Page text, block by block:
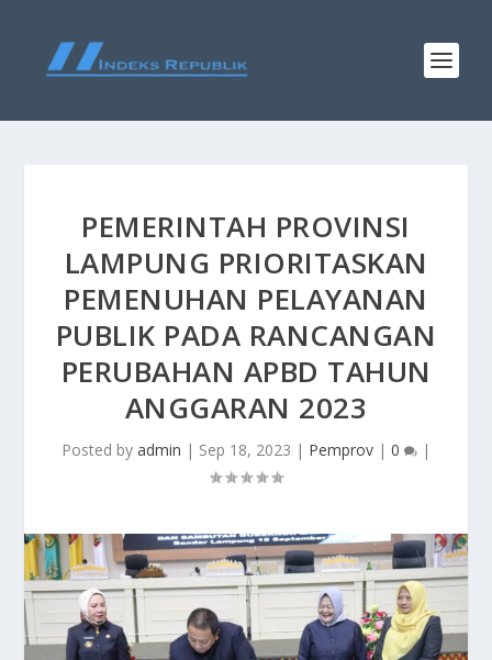
PEMERINTAH PROVINSI
LAMPUNG PRIORITASKAN
PEMENUHAN PELAYANAN
PUBLIK PADA RANCANGAN
PERUBAHAN APBD TAHUN
ANGGARAN 2023
Posted by admin | Sep 18, 2023 | Pemprov | 0 |